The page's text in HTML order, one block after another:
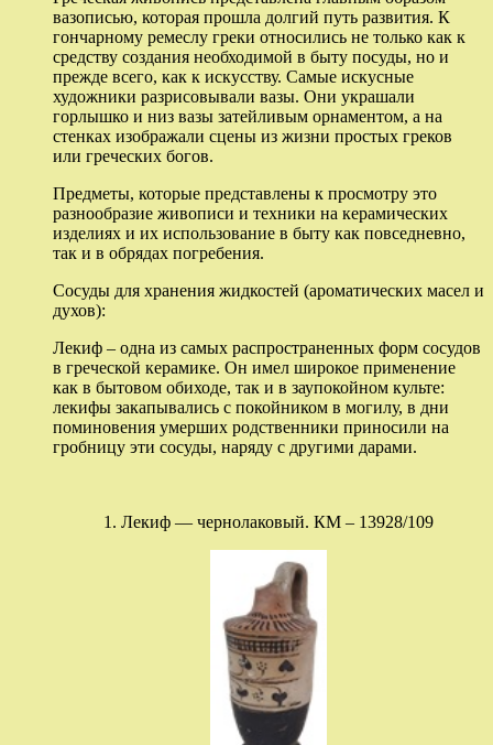
вазописью, которая прошла долгий путь развития. К
гончарному ремеслу греки относились не только как к
средству создания необходимой в быту посуды, но и
прежде всего, как к искусству. Самые искусные
художники разрисовывали вазы. Они украшали
горлышко и низ вазы затейливым орнаментом, а на
стенках изображали сцены из жизни простых греков
или греческих богов.
Предметы, которые представлены к просмотру это
разнообразие живописи и техники на керамических
изделиях и их использование в быту как повседневно,
так и в обрядах погребения.
Сосуды для хранения жидкостей (ароматических масел и
духов):
Лекиф – одна из самых распространенных форм сосудов
в греческой керамике. Он имел широкое применение
как в бытовом обиходе, так и в заупокойном культе:
лекифы закапывались с покойником в могилу, в дни
поминовения умерших родственники приносили на
гробницу эти сосуды, наряду с другими дарами.
1. Лекиф — чернолаковый. КМ – 13928/109